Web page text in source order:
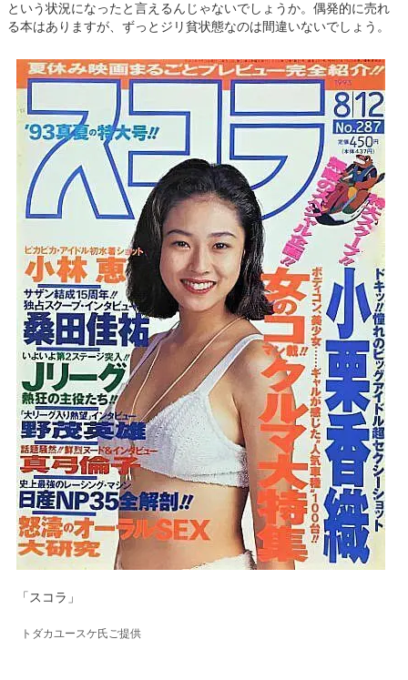
という状況になったと言えるんじゃないでしょうか。偶発的に売れ
る本はありますが、ずっとジリ貧状態なのは間違いないでしょう。
「スコラ」
トダカユースケ氏ご提供